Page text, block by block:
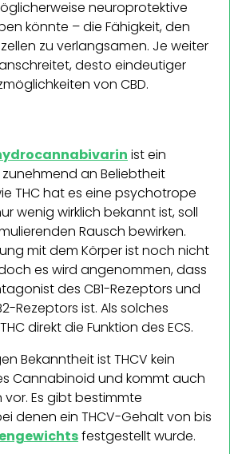
neuroprotektive
könnte – die Fähigkeit, den
zu verlangsamen. Je weiter
desto eindeutiger
von CBD.
ist ein
an Beliebtheit
THC hat es eine psychotrope
wenig wirklich bekannt ist, soll
Rausch bewirken.
mit dem Körper ist noch nicht
es wird angenommen, dass
des CB1-Rezeptors und
Rezeptors ist. Als solches
direkt die Funktion des ECS.
Bekanntheit ist THCV kein
Cannabinoid und kommt auch
vor. Es gibt bestimmte
denen ein THCV-Gehalt von bis
festgestellt wurde.